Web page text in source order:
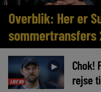
Overblik: Her er
sommertransfers
LIGE NU
►
Chok!
rejse